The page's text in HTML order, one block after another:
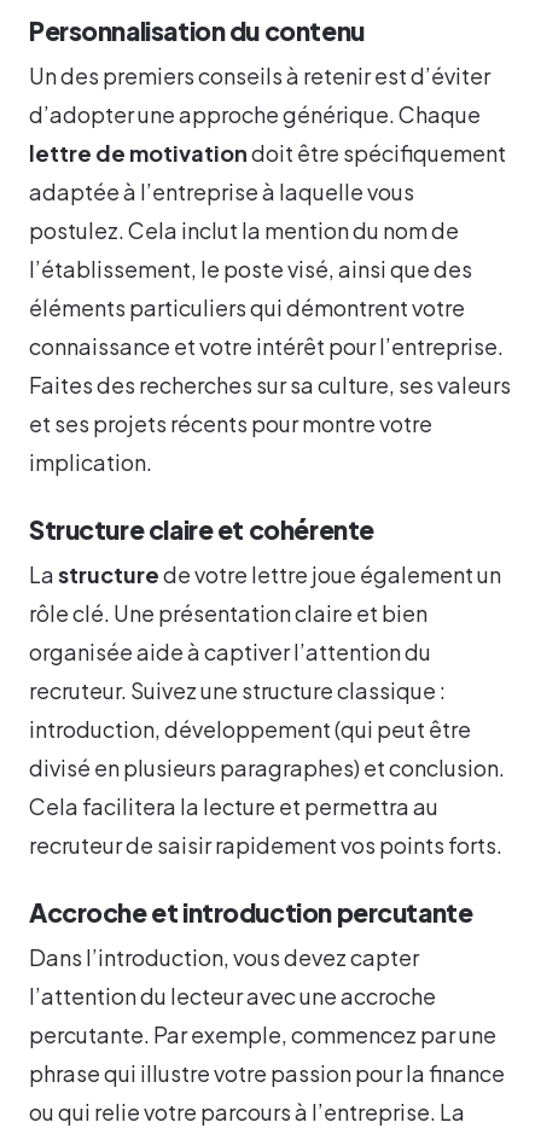
Personnalisation du contenu
Un des premiers conseils à retenir est d’éviter
d’adopter une approche générique. Chaque
lettre de motivationdoit être spécifiquement
adaptée à l’entreprise à laquelle vous
postulez. Cela inclut la mention du nom de
l’établissement, le poste visé, ainsi que des
éléments particuliers qui démontrent votre
connaissance et votre intérêt pour l’entreprise.
Faites des recherches sur sa culture, ses valeurs
et ses projets récents pour montre votre
implication.
Structure claire et cohérente
Lastructurede votre lettre joue également un
rôle clé. Une présentation claire et bien
organisée aide à captiver l’attention du
recruteur. Suivez une structure classique :
introduction, développement (qui peut être
divisé en plusieurs paragraphes) et conclusion.
Cela facilitera la lecture et permettra au
recruteur de saisir rapidement vos points forts.
Accroche et introduction percutante
Dans l’introduction, vous devez capter
l’attention du lecteur avec une accroche
percutante. Par exemple, commencez par une
phrase qui illustre votre passion pour la finance
ou qui relie votre parcours à l’entreprise. La